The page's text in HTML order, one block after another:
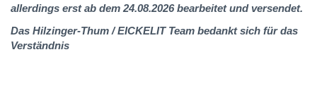
allerdings erst ab dem 24.08.2026 bearbeitet und versendet.
Das Hilzinger-Thum / EICKELIT Team bedankt sich für das
Verständnis